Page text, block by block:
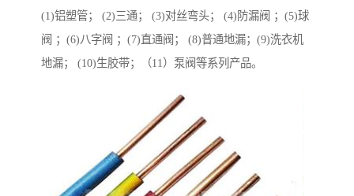
(1)铝塑管； (2)三通； (3)对丝弯头； (4)防漏阀 ；(5)球
阀 ；(6)八字阀 ；(7)直通阀； (8)普通地漏；(9)洗衣机
地漏； (10)生胶带；（11）泵阀等系列产品。